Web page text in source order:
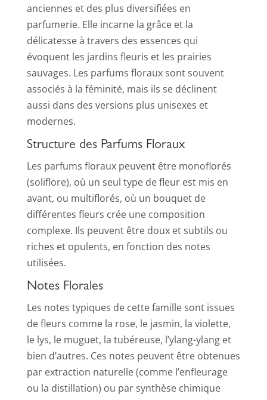
anciennes et des plus diversifiées en
parfumerie. Elle incarne la grâce et la
délicatesse à travers des essences qui
évoquent les jardins fleuris et les prairies
sauvages. Les parfums floraux sont souvent
associés à la féminité, mais ils se déclinent
aussi dans des versions plus unisexes et
modernes.
Structure des Parfums Floraux
Les parfums floraux peuvent être monoflorés
(soliflore), où un seul type de fleur est mis en
avant, ou multiflorés, où un bouquet de
différentes fleurs crée une composition
complexe. Ils peuvent être doux et subtils ou
riches et opulents, en fonction des notes
utilisées.
Notes Florales
Les notes typiques de cette famille sont issues
de fleurs comme la rose, le jasmin, la violette,
le lys, le muguet, la tubéreuse, l’ylang-ylang et
bien d’autres. Ces notes peuvent être obtenues
par extraction naturelle (comme l’enfleurage
ou la distillation) ou par synthèse chimique